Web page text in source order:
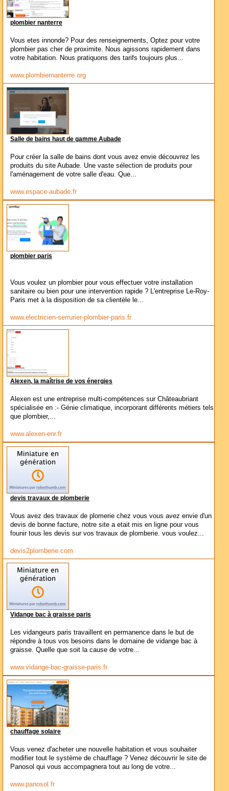
plombier nanterre
Vous etes innonde? Pour des renseignements, Optez pour votre
plombier pas cher de proximite. Nous agissons rapidement dans
votre habitation. Nous pratiquons des tarifs toujours plus...
www.plombiernanterre.org
Salle de bains haut de gamme Aubade
Pour créer la salle de bains dont vous avez envie découvrez les
produits du site Aubade. Une vaste sélection de produits pour
l'aménagement de votre salle d'eau. Que...
www.espace-aubade.fr
plombier paris
Vous voulez un plombier pour vous effectuer votre installation
sanitaire ou bien pour une intervention rapide ? L'entreprise Le-Roy-
Paris met à la disposition de sa clientèle le...
www.electricien-serrurier-plombier-paris.fr
Alexen, la maîtrise de vos énergies
Alexen est une entreprise multi-compétences sur Châteaubriant
spécialisée en :- Génie climatique, incorporant différents métiers tels
que plombier,...
www.alexen-enr.fr
devis travaux de plomberie
Vous avez des travaux de plomerie chez vous vous avez envie d'un
devis de bonne facture, notre site a etait mis en ligne pour vous
founir tous les devis sur vos travaux de plomberie. vous voulez...
devis2plomberie.com
Vidange bac à graisse paris
Les vidangeurs paris travaillent en permanence dans le but de
répondre à tous vos besoins dans le domaine de vidange bac à
graisse. Quelle que soit la cause de votre...
www.vidange-bac-graisse-paris.fr
chauffage solaire
Vous venez d'acheter une nouvelle habitation et vous souhaiter
modifier tout le système de chauffage ? Venez découvrir le site de
Panosol qui vous accompagnera tout au long de votre...
www.panosol.fr